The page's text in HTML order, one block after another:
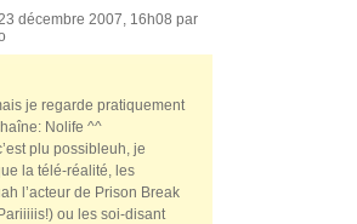
décembre 2007, 16h08 par
je regarde pratiquement
Nolife ^^
plu possibleuh, je
la télé-réalité, les
l’acteur de Prison Break
ou les soi-disant